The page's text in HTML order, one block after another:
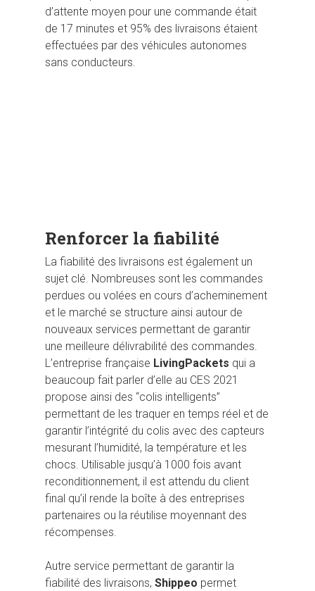
d’attente moyen pour une commande était
de 17 minutes et 95% des livraisons étaient
effectuées par des véhicules autonomes
sans conducteurs.
Renforcer la fiabilité
La fiabilité des livraisons est également un
sujet clé. Nombreuses sont les commandes
perdues ou volées en cours d’acheminement
et le marché se structure ainsi autour de
nouveaux services permettant de garantir
une meilleure délivrabilité des commandes.
L’entreprise française LivingPackets qui a
beaucoup fait parler d’elle au CES 2021
propose ainsi des “colis intelligents”
permettant de les traquer en temps réel et de
garantir l’intégrité du colis avec des capteurs
mesurant l’humidité, la température et les
chocs. Utilisable jusqu’à 1000 fois avant
reconditionnement, il est attendu du client
final qu’il rende la boîte à des entreprises
partenaires ou la réutilise moyennant des
récompenses.
Autre service permettant de garantir la
fiabilité des livraisons, Shippeo permet